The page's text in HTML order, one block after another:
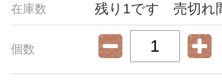
在庫数 残り1です 売切れ
個数